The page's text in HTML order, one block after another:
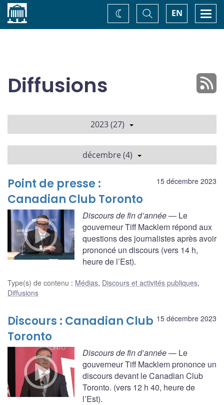
Accueil EN
Basculer
la
recherche
Changez
de
Diffusions
2023 (27)
décembre (4)
15 décembre 2023
Point de presse :
Canadian Club Toronto
Discours de fin d’année— Le
gouverneur Tiff Macklem répond aux
questions des journalistes après avoir
prononcé un discours (vers 14 h,
heure de l’Est).
Type(s) de contenu : Médias, Discours et activités publiques,
Diffusions
15 décembre 2023
Discours : Canadian Club
Toronto
Discours de fin d’année— Le
gouverneur Tiff Macklem prononce un
discours devant le Canadian Club
Toronto. (vers 12 h 40, heure de
l’Est).